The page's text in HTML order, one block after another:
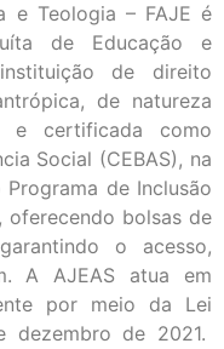
e Teologia – FAJE é
de Educação e
de direito
de natureza
e certificada como
Social (CEBAS), na
de Inclusão
oferecendo bolsas de
o acesso,
A AJEAS atua em
por meio da Lei
dezembro de 2021.